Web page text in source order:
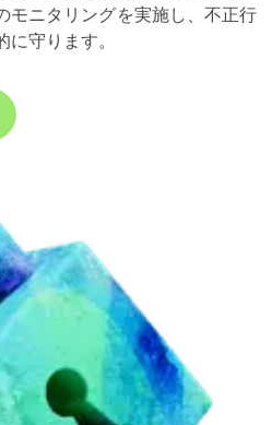
モニタリングを実施し、不正行
守ります。